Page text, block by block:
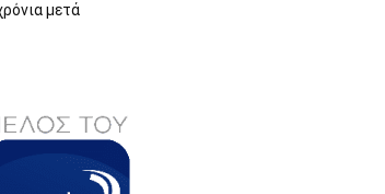
μετά